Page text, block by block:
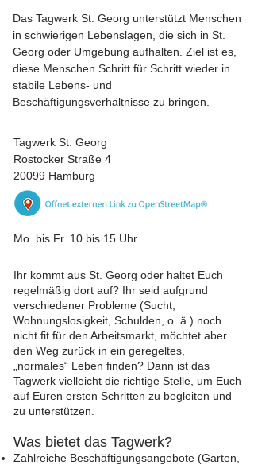
Das Tagwerk St. Georg unterstützt Menschen
in schwierigen Lebenslagen, die sich in St.
Georg oder Umgebung aufhalten. Ziel ist es,
diese Menschen Schritt für Schritt wieder in
stabile Lebens- und
Beschäftigungsverhältnisse zu bringen.
Tagwerk St. Georg
Rostocker Straße 4
20099 Hamburg
Mo. bis Fr. 10 bis 15 Uhr
Ihr kommt aus St. Georg oder haltet Euch
regelmäßig dort auf? Ihr seid aufgrund
verschiedener Probleme (Sucht,
Wohnungslosigkeit, Schulden, o. ä.) noch
nicht fit für den Arbeitsmarkt, möchtet aber
den Weg zurück in ein geregeltes,
„normales“ Leben finden? Dann ist das
Tagwerk vielleicht die richtige Stelle, um Euch
auf Euren ersten Schritten zu begleiten und
zu unterstützen.
Was bietet das Tagwerk?
Zahlreiche Beschäftigungsangebote (Garten,